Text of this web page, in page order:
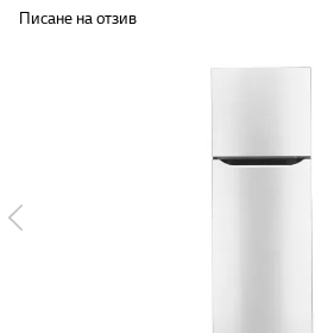
Писане на отзив